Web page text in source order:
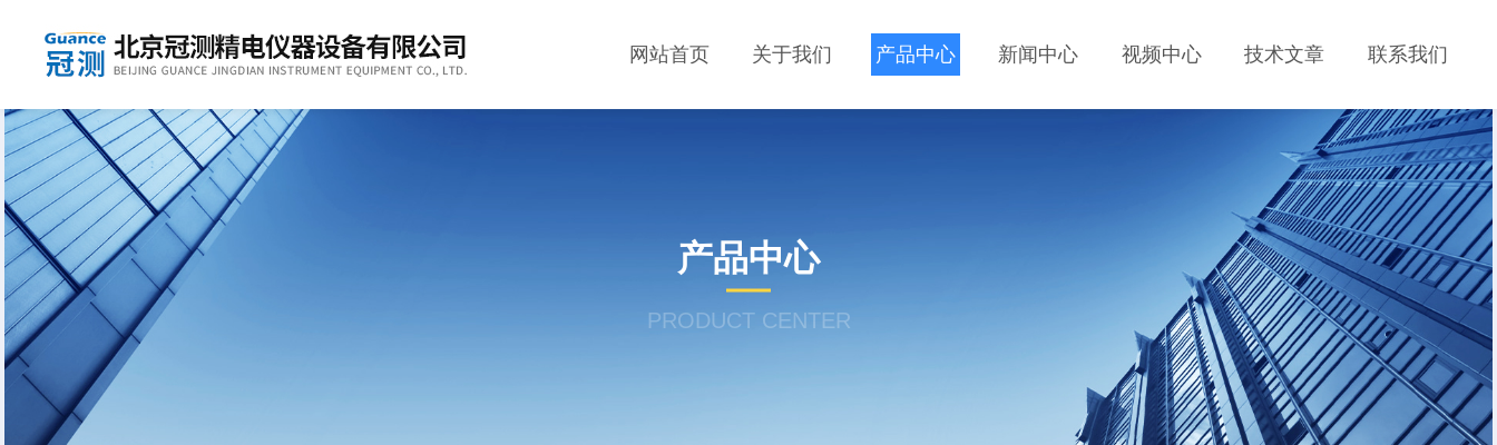
网站首页 关于我们 产品中心 新闻中心 视频中心 技术文章 联系我们
产品中心
PRODUCT CENTER